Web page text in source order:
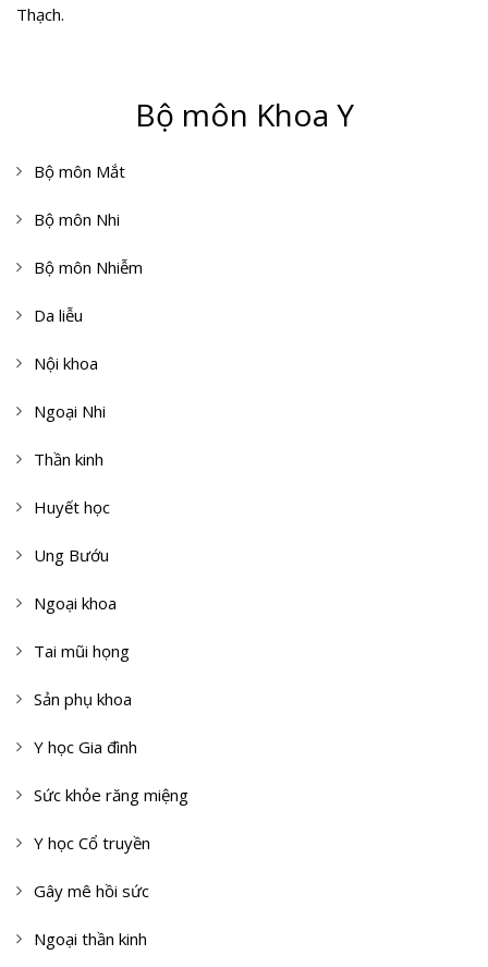
Thạch.
Bộ môn Khoa Y
Bộ môn Mắt
Bộ môn Nhi
Bộ môn Nhiễm
Da liễu
Nội khoa
Ngoại Nhi
Thần kinh
Huyết học
Ung Bướu
Ngoại khoa
Tai mũi họng
Sản phụ khoa
Y học Gia đình
Sức khỏe răng miệng
Y học Cổ truyền
Gây mê hồi sức
Ngoại thần kinh